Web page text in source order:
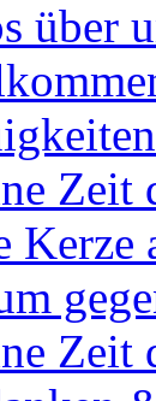
über
Zeit
Kerze
Zeit